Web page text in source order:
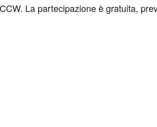
La partecipazione è gratuita,